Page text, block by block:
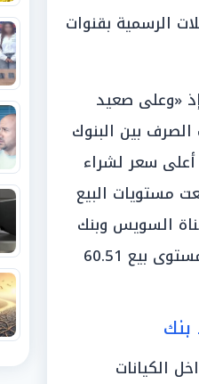
الرسمية بقنوات
«وعلى صعيد
بين البنوك
أعلى سعر لشراء
جنيه، بينما تراجعت مستويات البيع
عند 60.47 جنيه في بنك قناة السويس وبنك
الإسكندرية، في حين تكتلت أغلب البنوك الرئيسية والخاصة عند مستوى بيع 60.51
الكيانات